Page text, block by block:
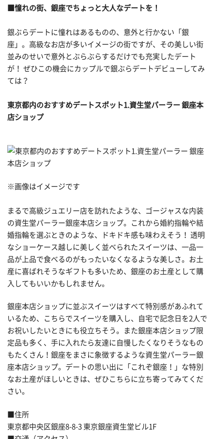
■憧れの街、銀座でちょっと大人なデートを！
銀ぶらデートに憧れはあるものの、意外と行かない「銀
座」。高級なお店が多いイメージの街ですが、その美しい街
並みのせいで意外とぶらぶらするだけでも充実したデート
が！ ぜひこの機会にカップルで銀ぶらデートデビューしてみ
ては？
東京都内のおすすめデートスポット1.資生堂パーラー 銀座本
店ショップ
※画像はイメージです
まるで高級ジュエリー店を訪れたような、ゴージャスな内装
の資生堂パーラー銀座本店ショップ。これから婚約指輪や結
婚指輪を選ぶときのような、ドキドキ感も味わえそう！ 透明
なショーケース越しに美しく並べられたスイーツは、一品一
品が上品で食べるのがもったいなくなるような美しさ。お土
産に喜ばれそうなギフトも多いため、銀座のお土産として購
入してもいいかもしれません。
銀座本店ショップに並ぶスイーツはすべて特別感があふれて
いるため、こちらでスイーツを購入し、自宅で記念日を2人で
お祝いしたいときにも役立ちそう。また銀座本店ショップ限
定品も多く、手に入れたら友達に自慢したくなりそうなもの
もたくさん！銀座をまさに象徴するような資生堂パーラー銀
座本店ショップ。デートの思い出に「これぞ銀座！」な特別
なお土産がほしいときは、ぜひこちらに立ち寄ってみてくだ
さい。
■住所
東京都中央区銀座8-8-3 東京銀座資生堂ビル1F